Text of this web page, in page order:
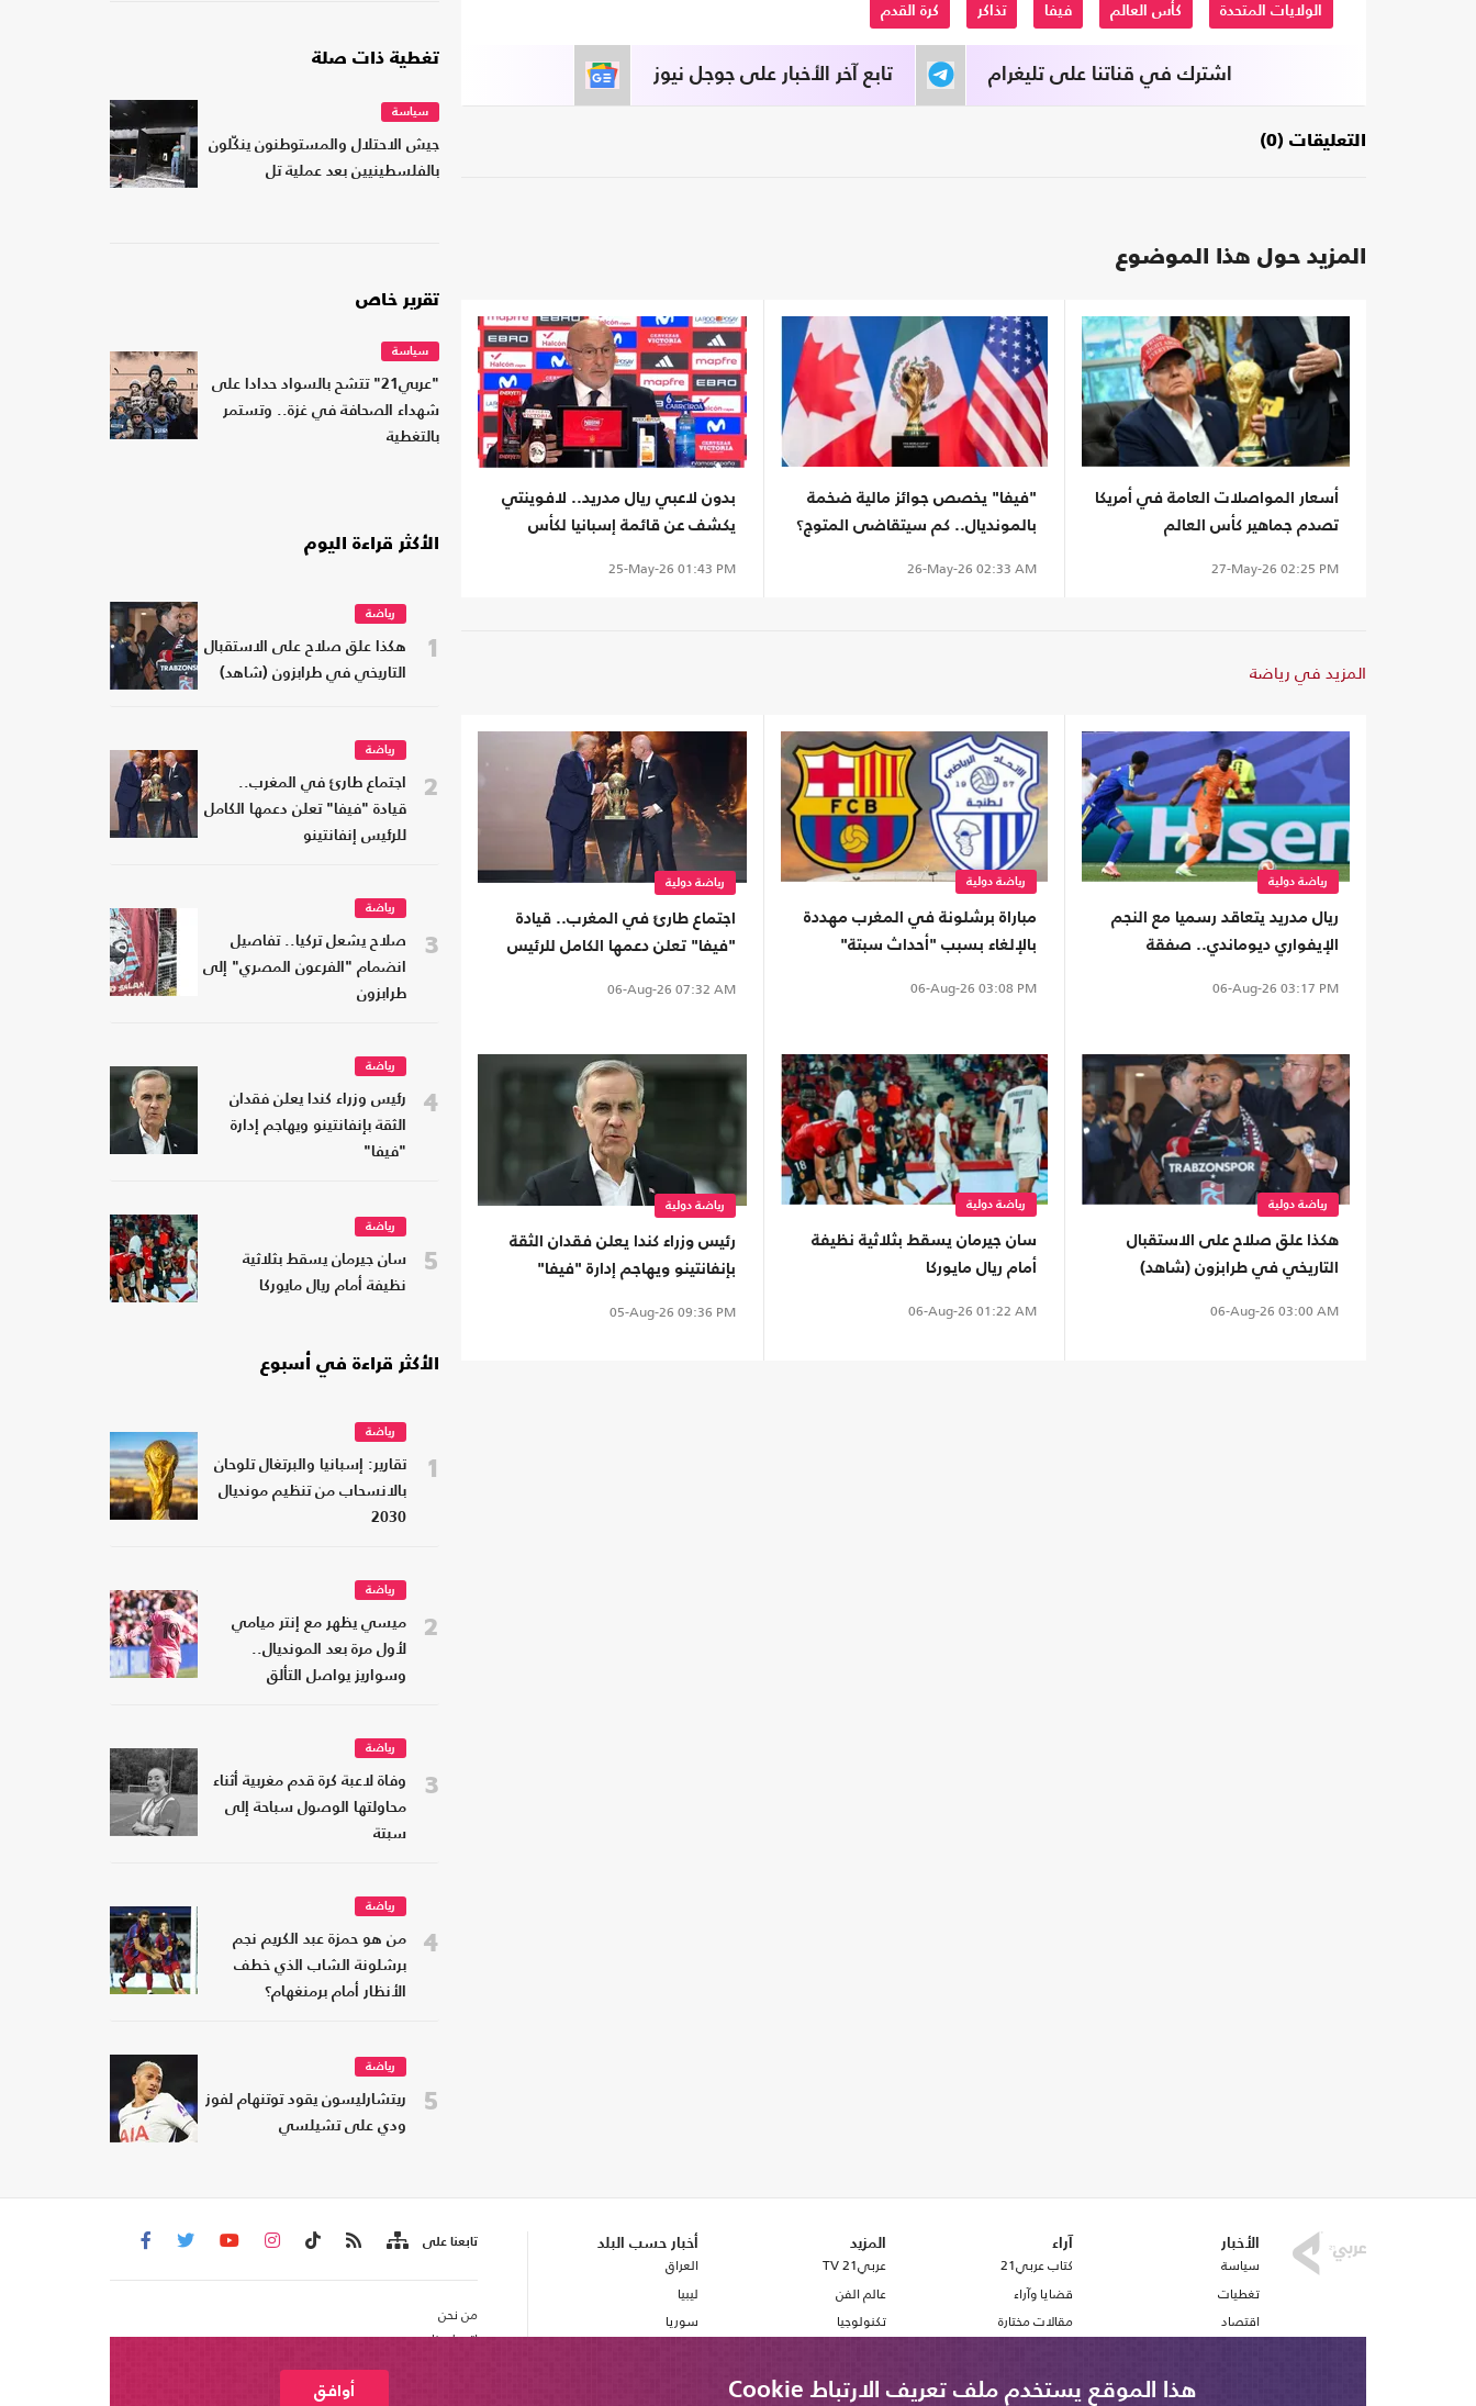
الولايات المتحدة كأس العالم فيفا تذاكر كرة القدم
تابع آخر الأخبار على جوجل نيوز اشترك في قناتنا على تليغرام
التعليقات (0)
المزيد حول هذا الموضوع
أسعار المواصلات العامة في أمريكا
تصدم جماهير كأس العالم
27-May-26 02:25 PM
"فيفا" يخصص جوائز مالية ضخمة
بالمونديال.. كم سيتقاضى المتوج؟
26-May-26 02:33 AM
بدون لاعبي ريال مدريد.. لافوينتي
يكشف عن قائمة إسبانيا لكأس
25-May-26 01:43 PM
المزيد في رياضة
رياضة دولية
ريال مدريد يتعاقد رسميا مع النجم
الإيفواري ديوماندي.. صفقة
06-Aug-26 03:17 PM
رياضة دولية
مباراة برشلونة في المغرب مهددة
بالإلغاء بسبب "أحداث سبتة"
06-Aug-26 03:08 PM
رياضة دولية
اجتماع طارئ في المغرب.. قيادة
"فيفا" تعلن دعمها الكامل للرئيس
06-Aug-26 07:32 AM
رياضة دولية
هكذا علق صلاح على الاستقبال
التاريخي في طرابزون (شاهد)
06-Aug-26 03:00 AM
رياضة دولية
سان جيرمان يسقط بثلاثية نظيفة
أمام ريال مايوركا
06-Aug-26 01:22 AM
رياضة دولية
رئيس وزراء كندا يعلن فقدان الثقة
بإنفانتينو ويهاجم إدارة "فيفا"
05-Aug-26 09:36 PM
تغطية ذات صلة
سياسة
جيش الاحتلال والمستوطنون ينكّلون
بالفلسطينيين بعد عملية تل
تقرير خاص
سياسة
"عربي21" تتشح بالسواد حدادا على
شهداء الصحافة في غزة.. وتستمر
بالتغطية
الأكثر قراءة اليوم
1
رياضة
هكذا علق صلاح على الاستقبال
التاريخي في طرابزون (شاهد)
2
رياضة
اجتماع طارئ في المغرب..
قيادة "فيفا" تعلن دعمها الكامل
للرئيس إنفانتينو
3
رياضة
صلاح يشعل تركيا.. تفاصيل
انضمام "الفرعون المصري" إلى
طرابزون
4
رياضة
رئيس وزراء كندا يعلن فقدان
الثقة بإنفانتينو ويهاجم إدارة
"فيفا"
5
رياضة
سان جيرمان يسقط بثلاثية
نظيفة أمام ريال مايوركا
الأكثر قراءة في أسبوع
1
رياضة
تقارير: إسبانيا والبرتغال تلوحان
بالانسحاب من تنظيم مونديال
2030
2
رياضة
ميسي يظهر مع إنتر ميامي
لأول مرة بعد المونديال..
وسواريز يواصل التألق
3
رياضة
وفاة لاعبة كرة قدم مغربية أثناء
محاولتها الوصول سباحة إلى
سبتة
4
رياضة
من هو حمزة عبد الكريم نجم
برشلونة الشاب الذي خطف
الأنظار أمام برمنغهام؟
5
رياضة
ريتشارليسون يقود توتنهام لفوز
ودي على تشيلسي
الأخبار
سياسة
تغطيات
اقتصاد
آراء
كتاب عربي21
قضايا وآراء
مقالات مختارة
استطلاع رأي
المزيد
عربي21 TV
عالم الفن
تكنولوجيا
أخبار حسب البلد
العراق
ليبيا
سوريا
تابعنا على
من نحن
اتصل بنا
هذا الموقع يستخدم ملف تعريف الارتباط Cookie أوافق